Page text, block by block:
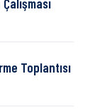
Toplantısı